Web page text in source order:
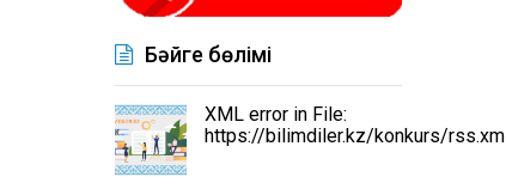
Бәйге бөлімі
XML error in File:
https://bilimdiler.kz/konkurs/